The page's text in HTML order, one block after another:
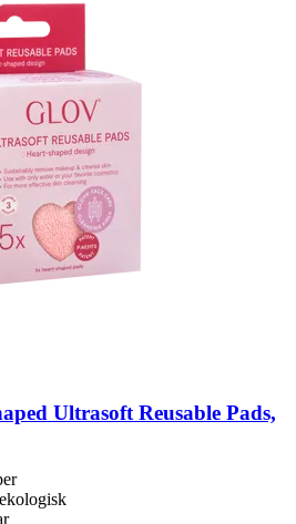
Ultrasoft Reusable Pads,